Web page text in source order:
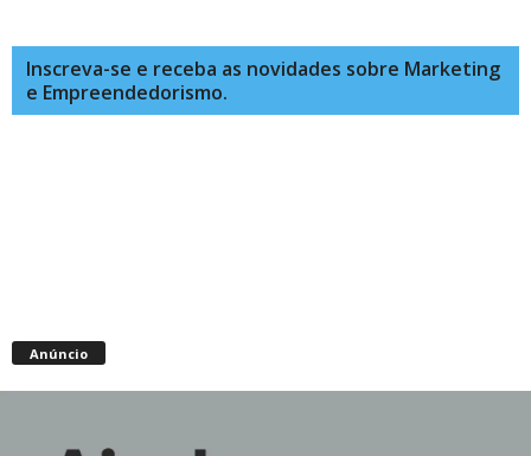
Inscreva-se e receba as novidades sobre Marketing
e Empreendedorismo.
Anúncio